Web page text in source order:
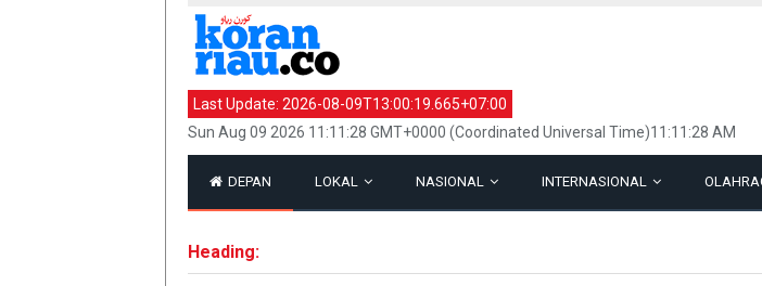
Last Update: 2026-08-09T13:00:19.665+07:00
Sun Aug 09 2026 11:11:28 GMT+0000 (Coordinated Universal Time)11:11:28 AM
DEPAN LOKAL NASIONAL INTERNASIONAL
Heading: